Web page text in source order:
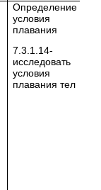
Определение
условия
плавания
7.3.1.14-
исследовать
условия
плавания тел